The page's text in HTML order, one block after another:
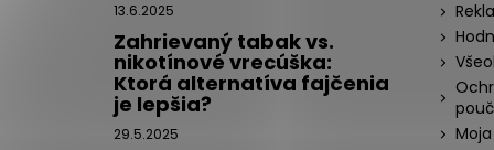
13.6.2025
Zahrievaný tabak vs.
nikotínové vrecúška:
Ktorá alternatíva fajčenia
je lepšia?
29.5.2025